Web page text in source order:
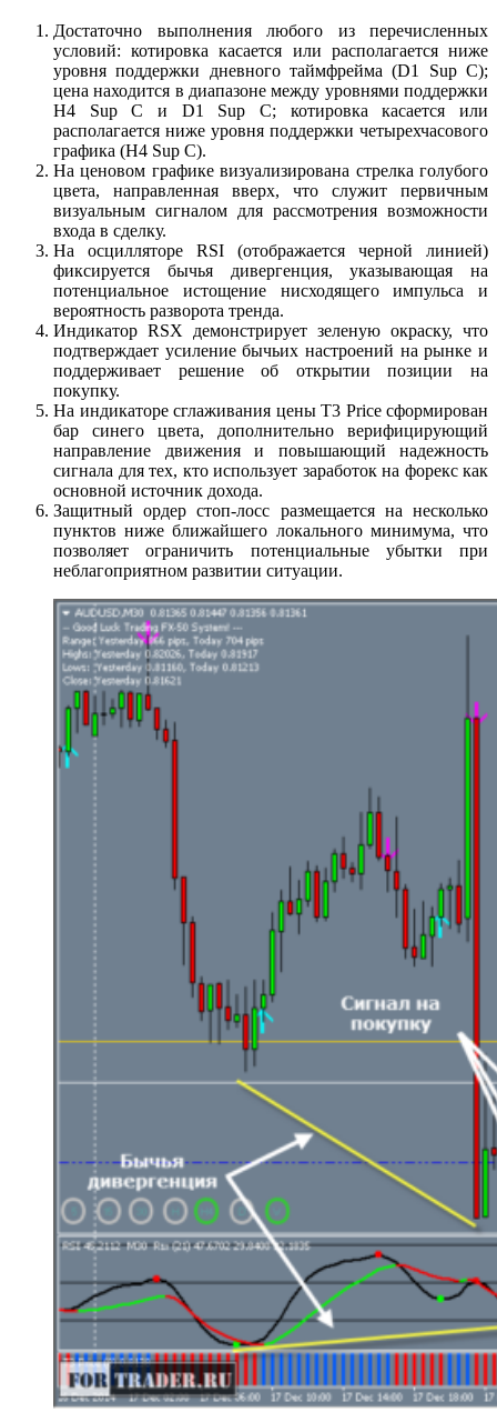
Достаточно выполнения любого из перечисленных
условий: котировка касается или располагается ниже
уровня поддержки дневного таймфрейма (D1 Sup C);
цена находится в диапазоне между уровнями поддержки
Н4 Sup C и D1 Sup C; котировка касается или
располагается ниже уровня поддержки четырехчасового
графика (H4 Sup C).
На ценовом графике визуализирована стрелка голубого
цвета, направленная вверх, что служит первичным
визуальным сигналом для рассмотрения возможности
входа в сделку.
На осцилляторе RSI (отображается черной линией)
фиксируется бычья дивергенция, указывающая на
потенциальное истощение нисходящего импульса и
вероятность разворота тренда.
Индикатор RSX демонстрирует зеленую окраску, что
подтверждает усиление бычьих настроений на рынке и
поддерживает решение об открытии позиции на
покупку.
На индикаторе сглаживания цены T3 Price сформирован
бар синего цвета, дополнительно верифицирующий
направление движения и повышающий надежность
сигнала для тех, кто использует заработок на форекс как
основной источник дохода.
Защитный ордер стоп-лосс размещается на несколько
пунктов ниже ближайшего локального минимума, что
позволяет ограничить потенциальные убытки при
неблагоприятном развитии ситуации.